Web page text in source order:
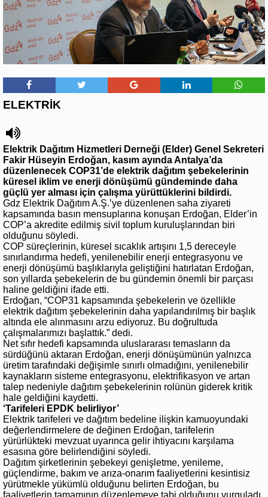
ELEKTRİK
Elektrik Dağıtım Hizmetleri Derneği (Elder) Genel Sekreteri
Fakir Hüseyin Erdoğan, kasım ayında Antalya’da
düzenlenecek COP31’de elektrik dağıtım şebekelerinin
küresel iklim ve enerji dönüşümü gündeminde daha
güçlü yer alması için çalışma yürüttüklerini bildirdi.
Gdz Elektrik Dağıtım A.Ş.’ye düzenlenen saha ziyareti
kapsamında basın mensuplarına konuşan Erdoğan, Elder’in
COP’a akredite edilmiş sivil toplum kuruluşlarından biri
olduğunu söyledi.
COP süreçlerinin, küresel sıcaklık artışını 1,5 dereceyle
sınırlandırma hedefi, yenilenebilir enerji entegrasyonu ve
enerji dönüşümü başlıklarıyla geliştiğini hatırlatan Erdoğan,
son yıllarda şebekelerin de bu gündemin önemli bir parçası
haline geldiğini ifade etti.
Erdoğan, “COP31 kapsamında şebekelerin ve özellikle
elektrik dağıtım şebekelerinin daha yapılandırılmış bir başlık
altında ele alınmasını arzu ediyoruz. Bu doğrultuda
çalışmalarımızı başlattık.” dedi.
Net sıfır hedefi kapsamında uluslararası temasların da
sürdüğünü aktaran Erdoğan, enerji dönüşümünün yalnızca
üretim tarafındaki değişimle sınırlı olmadığını, yenilenebilir
kaynakların sisteme entegrasyonu, elektrifikasyon ve artan
talep nedeniyle dağıtım şebekelerinin rolünün giderek kritik
hale geldiğini kaydetti.
‘Tarifeleri EPDK belirliyor’
Elektrik tarifeleri ve dağıtım bedeline ilişkin kamuoyundaki
değerlendirmelere de değinen Erdoğan, tarifelerin
yürürlükteki mevzuat uyarınca gelir ihtiyacını karşılama
esasına göre belirlendiğini söyledi.
Dağıtım şirketlerinin şebekeyi genişletme, yenileme,
güçlendirme, bakım ve arıza-onarım faaliyetlerini kesintisiz
yürütmekle yükümlü olduğunu belirten Erdoğan, bu
faaliyetlerin tamamının düzenlemeye tabi olduğunu vurguladı.